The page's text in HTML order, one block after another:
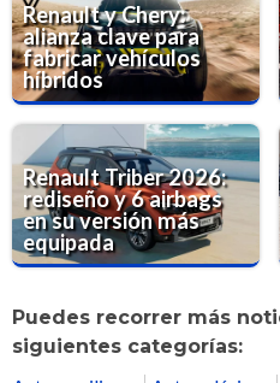
Renault y Chery:
alianza clave para
fabricar vehículos
híbridos
Renault Triber 2026:
rediseño y 6 airbags
en su versión más
equipada
Puedes recorrer más
siguientes categorías: